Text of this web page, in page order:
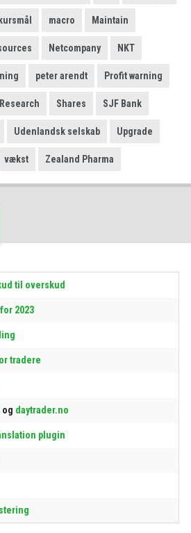
kursmål macro Maintain
Netcompany NKT
peter arendt Profit warning
Research Shares SJF Bank
Udenlandsk selskab Upgrade
vækst Zealand Pharma
til overskud
2023
tradere
og daytrader.no
plugin